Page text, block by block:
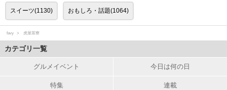
スイーツ(1130) おもしろ・話題(1064)
favy 虎屋茶寮
カテゴリ一覧
グルメイベント 今日は何の日
特集 連載